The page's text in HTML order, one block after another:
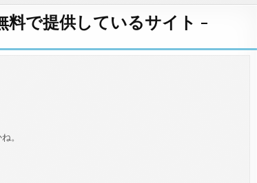
料で提供しているサイト -
。